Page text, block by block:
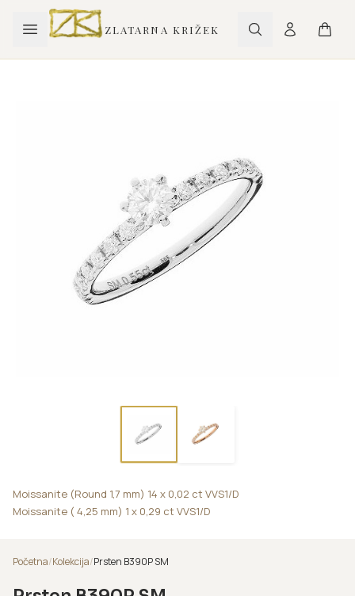
ZLATARNA KRIŽEK
Moissanite (Round 1,7 mm) 14 x 0,02 ct VVS1/D
Moissanite ( 4,25 mm) 1 x 0,29 ct VVS1/D
Početna/Kolekcija/Prsten B390P SM